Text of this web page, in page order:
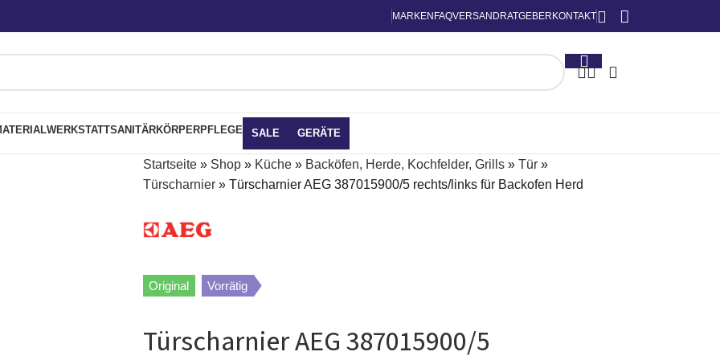
MARKEN FAQVERSAND RATGEBER KONTAKT
WERKSTATTSANITÄRKÖRPERPFLEGE SALE GERÄTE
Startseite» Shop» Küche» Backöfen, Herde, Kochfelder, Grills» Tür»
Türscharnier» Türscharnier AEG 387015900/5 rechts/links für Backofen Herd
Original Vorrätig
Türscharnier AEG 387015900/5